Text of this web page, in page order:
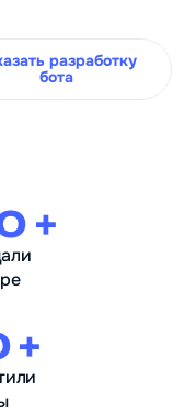
разработку
бота
+
+